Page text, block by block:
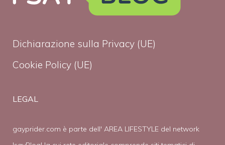
Dichiarazione sulla Privacy (UE)
Cookie Policy (UE)
LEGAL
gayprider.com è parte dell' AREA LIFESTYLE del network